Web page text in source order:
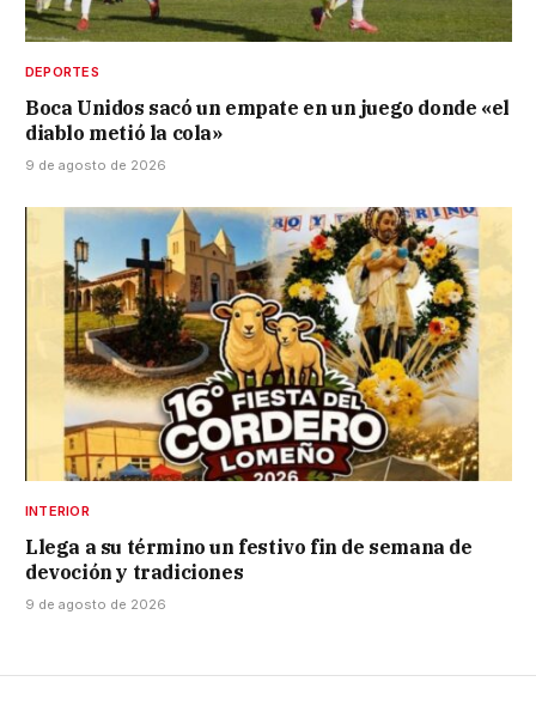
DEPORTES
Boca Unidos sacó un empate en un juego donde «el
diablo metió la cola»
9 de agosto de 2026
INTERIOR
Llega a su término un festivo fin de semana de
devoción y tradiciones
9 de agosto de 2026